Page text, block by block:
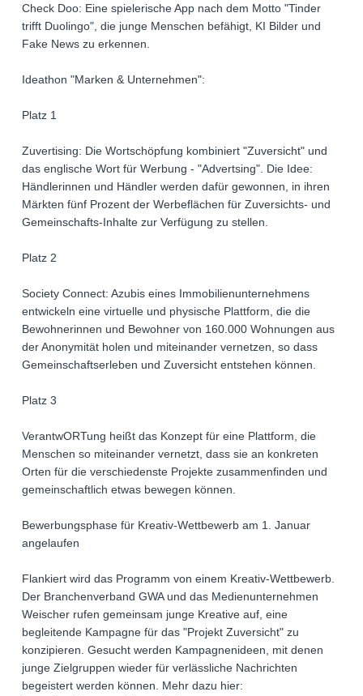
Check Doo: Eine spielerische App nach dem Motto "Tinder
trifft Duolingo", die junge Menschen befähigt, KI Bilder und
Fake News zu erkennen.
Ideathon "Marken & Unternehmen":
Platz 1
Zuvertising: Die Wortschöpfung kombiniert "Zuversicht" und
das englische Wort für Werbung - "Advertsing". Die Idee:
Händlerinnen und Händler werden dafür gewonnen, in ihren
Märkten fünf Prozent der Werbeflächen für Zuversichts- und
Gemeinschafts-Inhalte zur Verfügung zu stellen.
Platz 2
Society Connect: Azubis eines Immobilienunternehmens
entwickeln eine virtuelle und physische Plattform, die die
Bewohnerinnen und Bewohner von 160.000 Wohnungen aus
der Anonymität holen und miteinander vernetzen, so dass
Gemeinschaftserleben und Zuversicht entstehen können.
Platz 3
VerantwORTung heißt das Konzept für eine Plattform, die
Menschen so miteinander vernetzt, dass sie an konkreten
Orten für die verschiedenste Projekte zusammenfinden und
gemeinschaftlich etwas bewegen können.
Bewerbungsphase für Kreativ-Wettbewerb am 1. Januar
angelaufen
Flankiert wird das Programm von einem Kreativ-Wettbewerb.
Der Branchenverband GWA und das Medienunternehmen
Weischer rufen gemeinsam junge Kreative auf, eine
begleitende Kampagne für das "Projekt Zuversicht" zu
konzipieren. Gesucht werden Kampagnenideen, mit denen
junge Zielgruppen wieder für verlässliche Nachrichten
begeistert werden können. Mehr dazu hier: